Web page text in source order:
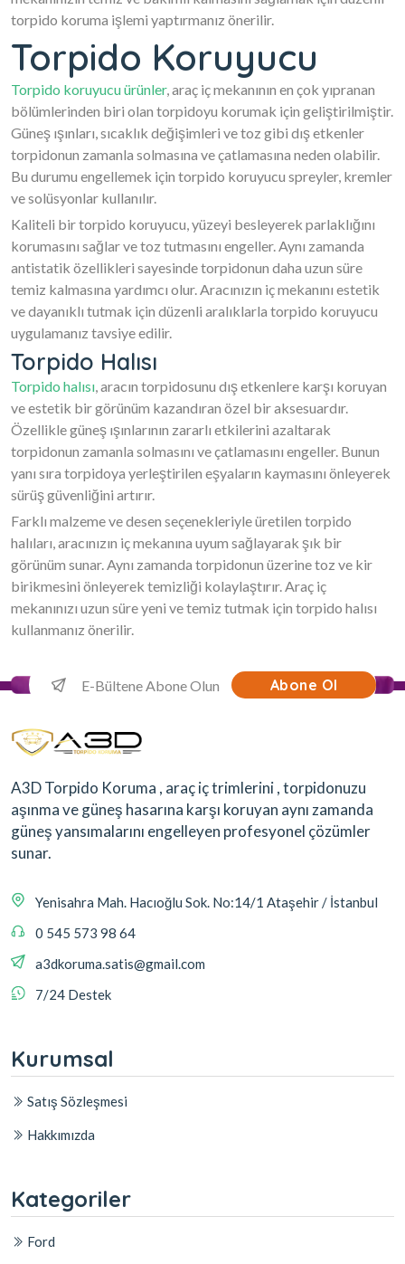
torpido koruma işlemi yaptırmanız önerilir.
Torpido Koruyucu
Torpido koruyucu ürünler, araç iç mekanının en çok yıpranan
bölümlerinden biri olan torpidoyu korumak için geliştirilmiştir.
Güneş ışınları, sıcaklık değişimleri ve toz gibi dış etkenler
torpidonun zamanla solmasına ve çatlamasına neden olabilir.
Bu durumu engellemek için torpido koruyucu spreyler, kremler
ve solüsyonlar kullanılır.
Kaliteli bir torpido koruyucu, yüzeyi besleyerek parlaklığını
korumasını sağlar ve toz tutmasını engeller. Aynı zamanda
antistatik özellikleri sayesinde torpidonun daha uzun süre
temiz kalmasına yardımcı olur. Aracınızın iç mekanını estetik
ve dayanıklı tutmak için düzenli aralıklarla torpido koruyucu
uygulamanız tavsiye edilir.
Torpido Halısı
Torpido halısı, aracın torpidosunu dış etkenlere karşı koruyan
ve estetik bir görünüm kazandıran özel bir aksesuardır.
Özellikle güneş ışınlarının zararlı etkilerini azaltarak
torpidonun zamanla solmasını ve çatlamasını engeller. Bunun
yanı sıra torpidoya yerleştirilen eşyaların kaymasını önleyerek
sürüş güvenliğini artırır.
Farklı malzeme ve desen seçenekleriyle üretilen torpido
halıları, aracınızın iç mekanına uyum sağlayarak şık bir
görünüm sunar. Aynı zamanda torpidonun üzerine toz ve kir
birikmesini önleyerek temizliği kolaylaştırır. Araç iç
mekanınızı uzun süre yeni ve temiz tutmak için torpido halısı
kullanmanız önerilir.
Abone Ol
A3D Torpido Koruma , araç iç trimlerini , torpidonuzu
aşınma ve güneş hasarına karşı koruyan aynı zamanda
güneş yansımalarını engelleyen profesyonel çözümler
sunar.
Yenisahra Mah. Hacıoğlu Sok. No:14/1 Ataşehir / İstanbul
0 545 573 98 64
a3dkoruma.satis@gmail.com
7/24 Destek
Kurumsal
Satış Sözleşmesi
Hakkımızda
Kategoriler
Ford